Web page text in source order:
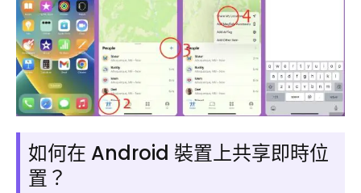
如何在 Android 裝置上共享即時位
置？